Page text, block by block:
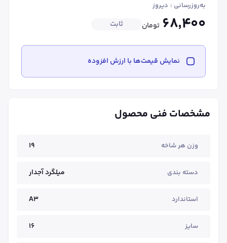
به‌روزرسانی : دیروز
۶۸٬۴۰۰ تومان ثابت
نمایش قیمت‌ها با ارزش افزوده
مشخصات فنی محصول
وزن هر شاخه 19
دسته بندی میلگرد آجدار
استاندارد A3
سایز 16